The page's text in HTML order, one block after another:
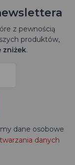
z pewnością
produktów,
zniżek.
dane osobowe
danych